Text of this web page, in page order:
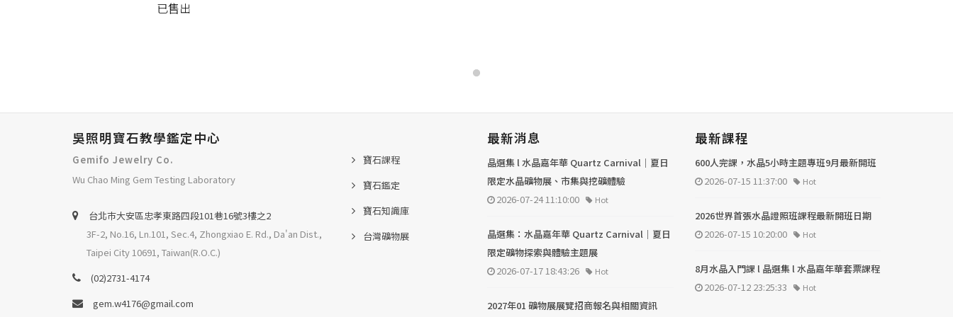
已售出
吳照明寶石教學鑑定中心
Gemifo Jewelry Co.
Wu Chao Ming Gem Testing Laboratory
台北巿大安區忠孝東路四段101巷16號3樓之2
3F-2, No.16, Ln.101, Sec.4, Zhongxiao E. Rd., Da'an Dist.,
Taipei City 10691, Taiwan(R.O.C.)
(02)2731-4174
gem.w4176@gmail.com
寶石課程
寶石鑑定
寶石知識庫
台灣礦物展
最新消息
晶選集 l 水晶嘉年華 Quartz Carnival｜夏日
限定水晶礦物展、市集與挖礦體驗
2026-07-24 11:10:00
Hot
晶選集：水晶嘉年華 Quartz Carnival｜夏日
限定礦物探索與體驗主題展
2026-07-17 18:43:26
Hot
2027年01 礦物展展覽招商報名與相關資訊
最新課程
600人完課，水晶5小時主題專班9月最新開班
2026-07-15 11:37:00
Hot
2026世界首張水晶證照班課程最新開班日期
2026-07-15 10:20:00
Hot
8月水晶入門課 l 晶選集 l 水晶嘉年華套票課程
2026-07-12 23:25:33
Hot